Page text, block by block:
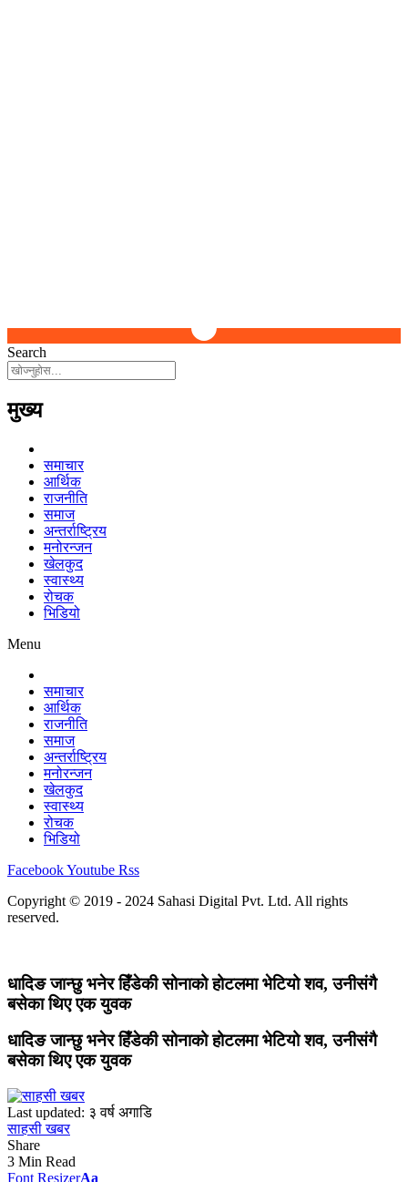
Search
मुख्य
समाचार
आर्थिक
राजनीति
समाज
अन्तर्राष्ट्रिय
मनोरन्जन
खेलकुद
स्वास्थ्य
रोचक
भिडियो
Menu
समाचार
आर्थिक
राजनीति
समाज
अन्तर्राष्ट्रिय
मनोरन्जन
खेलकुद
स्वास्थ्य
रोचक
भिडियो
FacebookYoutube Rss
Copyright © 2019 - 2024 Sahasi Digital Pvt. Ltd. All rights
reserved.
धादिङ जान्छु भनेर हिँडेकी सोनाको होटलमा भेटियो शव, उनीसंगै
बसेका थिए एक युवक
धादिङ जान्छु भनेर हिँडेकी सोनाको होटलमा भेटियो शव, उनीसंगै
बसेका थिए एक युवक
Last updated: ३ वर्ष अगाडि
साहसी खबर
Share
3 Min Read
Font ResizerAa